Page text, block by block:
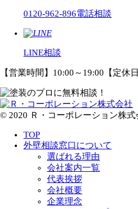
0120-962-896電話相談
LINE相談
【営業時間】10:00～19:00【定休
© 2020 Ｒ・コーポレーション株式
TOP
外壁相談窓口について
選ばれる理由
会社案内一覧
代表挨拶
会社概要
企業理念